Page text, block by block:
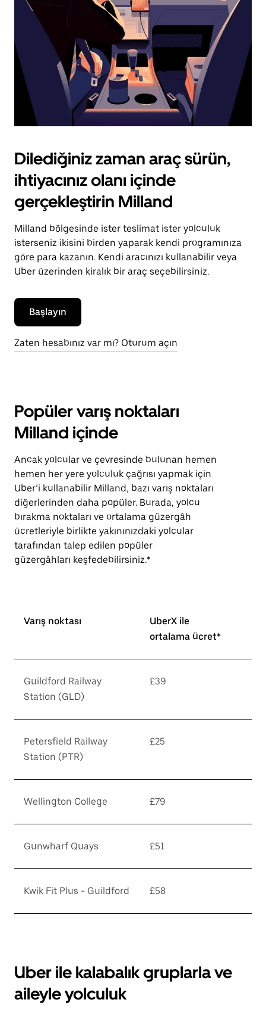
tuşuna
basın.
Dilediğiniz zaman araç sürün,
ihtiyacınız olanı içinde
gerçekleştirin Milland
Milland bölgesinde ister teslimat ister yolculuk
isterseniz ikisini birden yaparak kendi programınıza
göre para kazanın. Kendi aracınızı kullanabilir veya
Uber üzerinden kiralık bir araç seçebilirsiniz.
Başlayın
Zaten hesabınız var mı? Oturum açın
Popüler varış noktaları
Milland içinde
Ancak yolcular ve çevresinde bulunan hemen
hemen her yere yolculuk çağrısı yapmak için
Uber’i kullanabilir Milland, bazı varış noktaları
diğerlerinden daha popüler. Burada, yolcu
bırakma noktaları ve ortalama güzergâh
ücretleriyle birlikte yakınınızdaki yolcular
tarafından talep edilen popüler
güzergâhları keşfedebilirsiniz.*
Varış noktası
UberX ile
ortalama ücret*
Guildford Railway
Station (GLD)
£39
Petersfield Railway
Station (PTR)
£25
Wellington College £79
Gunwharf Quays £51
Kwik Fit Plus - Guildford £58
Uber ile kalabalık gruplarla ve
aileyle yolculuk